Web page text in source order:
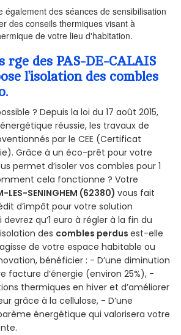
également des séances de sensibilisation
des conseils thermiques visant à
de votre lieu d'habitation.
rge des PAS-DE-CALAIS
l’isolation des combles
? Depuis la loi du 17 août 2015,
réussie, les travaux de
par le CEE (Certificat
Grâce à un éco-prêt pour votre
permet d’isoler vos combles pour 1
cela fonctionne ? Votre
LES-SENINGHEM (62380) vous fait
d’impôt pour votre solution
qu’1 euro à régler à la fin du
des combles perdus est-elle
de votre espace habitable ou
bénéficier : - D’une diminution
facture d’énergie (environ 25%), -
thermiques en hiver et d’améliorer
grâce à la cellulose, - D’une
énergétique qui valorisera votre